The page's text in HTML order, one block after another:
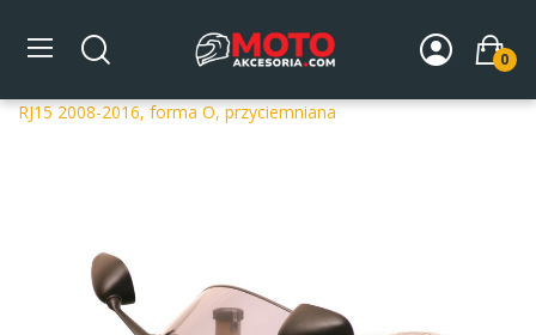
0
Strona główna DLA MOTOCYKLA Szyby
Szyby
RJ15 2008-2016, forma O, przyciemniana